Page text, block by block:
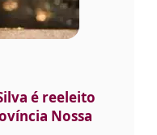
é reeleito
Nossa